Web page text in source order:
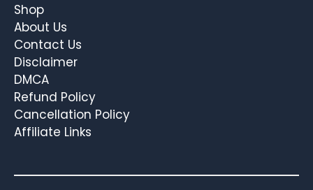
Shop
About Us
Contact Us
Disclaimer
DMCA
Refund Policy
Cancellation Policy
Affiliate Links